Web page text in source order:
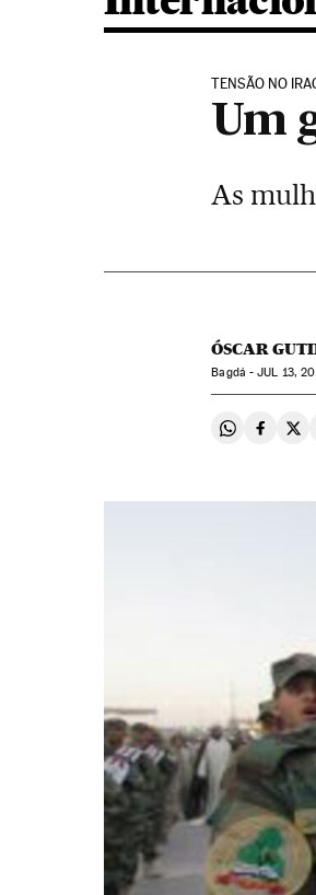
TENSÃO NO
Um
As
ÓSCAR
Bagdá -JUL 13,
Compartir